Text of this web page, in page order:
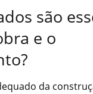
são
e o
da